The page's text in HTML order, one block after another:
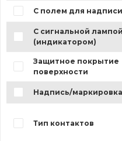
С полем для надписи
С сигнальной лампой
(индикатором)
Защитное покрытие
поверхности
Надпись/маркировка
Тип контактов